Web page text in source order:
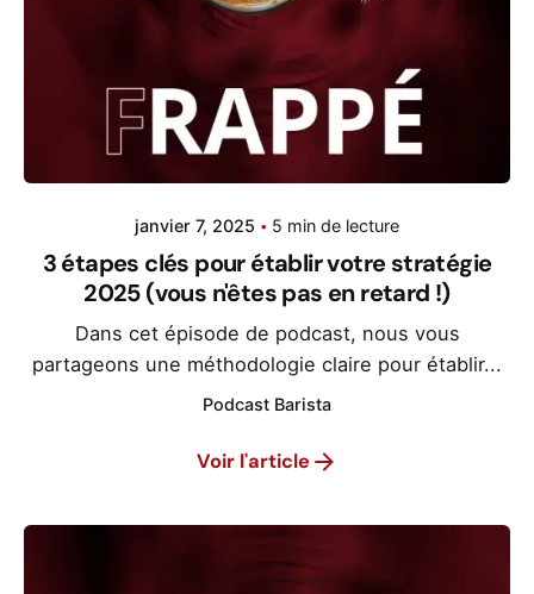
janvier 7, 2025 5 min de lecture
3 étapes clés pour établir votre stratégie
2025 (vous n'êtes pas en retard !)
Dans cet épisode de podcast, nous vous
partageons une méthodologie claire pour établir...
Podcast Barista
Voir l'article